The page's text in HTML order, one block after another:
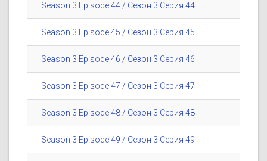
Season 3 Episode 44 / Сезон 3 Серия 44
Season 3 Episode 45 / Сезон 3 Серия 45
Season 3 Episode 46 / Сезон 3 Серия 46
Season 3 Episode 47 / Сезон 3 Серия 47
Season 3 Episode 48 / Сезон 3 Серия 48
Season 3 Episode 49 / Сезон 3 Серия 49